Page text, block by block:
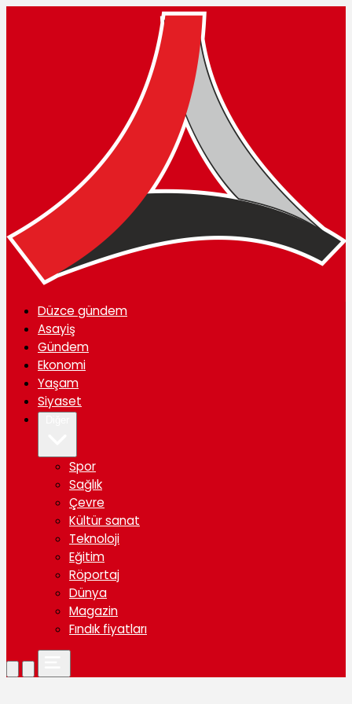
Düzce gündem
Asayiş
Gündem
Ekonomi
Yaşam
Siyaset
Spor
Sağlık
Çevre
Kültür sanat
Teknoloji
Eğitim
Röportaj
Dünya
Magazin
Fındık fiyatları